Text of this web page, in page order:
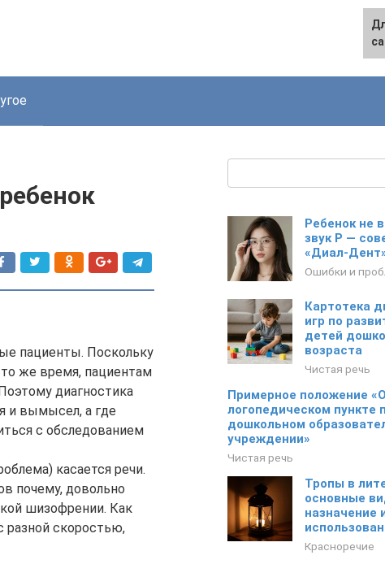
пациенты. Поскольку
же время, пациентам
диагностика
и вымысел, а где
с обследованием
касается речи.
почему, довольно
шизофрении. Как
разной скоростью,
Ребенок не
звук Р —
«Диал-
Ошибки и
Картотека
игр по
детей
возраста
Чистая речь
Примерное положение «О
логопедическом пункте
дошкольном
учреждении»
Чистая речь
Тропы в
основные
назначение
Красноречие